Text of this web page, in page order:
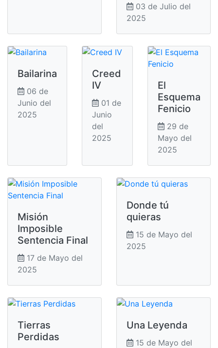
03 de Julio del
2025
Bailarina
06 de
Junio del
2025
Creed
IV
01 de
Junio
del
2025
El
Esquema
Fenicio
29 de
Mayo del
2025
Misión
Imposible
Sentencia Final
17 de Mayo del
2025
Donde tú
quieras
15 de Mayo del
2025
Tierras
Perdidas
Una Leyenda
15 de Mayo del